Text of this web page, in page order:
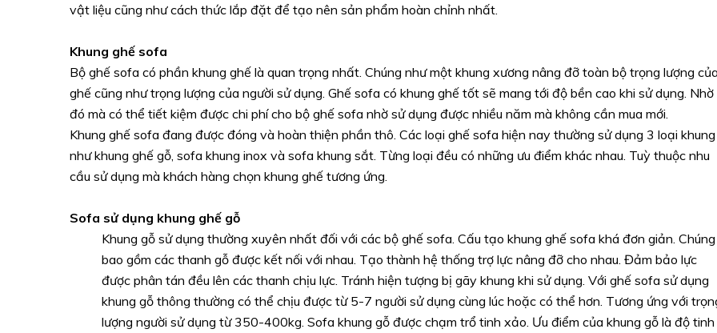
vật liệu cũng như cách thức lắp đặt để tạo nên sản phẩm hoàn chỉnh nhất.
Khung ghế sofa
Bộ ghế sofa có phần khung ghế là quan trọng nhất. Chúng như một khung xương nâng đỡ toàn bộ trọng lượng
ghế cũng như trọng lượng của người sử dụng. Ghế sofa có khung ghế tốt sẽ mang tới độ bền cao khi sử dụng. Nhờ
đó mà có thể tiết kiệm được chi phí cho bộ ghế sofa nhờ sử dụng được nhiều năm mà không cần mua mới.
Khung ghế sofa đang được đóng và hoàn thiện phần thô. Các loại ghế sofa hiện nay thường sử dụng 3 loại khung
như khung ghế gỗ, sofa khung inox và sofa khung sắt. Từng loại đều có những ưu điểm khác nhau. Tuỳ thuộc nhu
cầu sử dụng mà khách hàng chọn khung ghế tương ứng.
Sofa sử dụng khung ghế gỗ
Khung gỗ sử dụng thường xuyên nhất đối với các bộ ghế sofa. Cấu tạo khung ghế sofa khá đơn giản. Chúng
bao gồm các thanh gỗ được kết nối với nhau. Tạo thành hệ thống trợ lực nâng đỡ cho nhau. Đảm bảo lực
được phân tán đều lên các thanh chịu lực. Tránh hiện tượng bị gãy khung khi sử dụng. Với ghế sofa sử dụng
khung gỗ thông thường có thể chịu được từ 5-7 người sử dụng cùng lúc hoặc có thể hơn. Tương ứng với
lượng người sử dụng từ 350-400kg. Sofa khung gỗ được chạm trổ tinh xảo. Ưu điểm của khung gỗ là độ tinh